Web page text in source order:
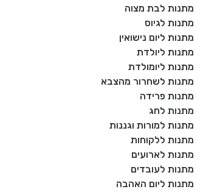
מתנות לבת מצוה
מתנות לגיוס
מתנות ליום נישואין
מתנות ליולדת
מתנות ליומולדת
מתנות לשחרור מהצבא
מתנות פרידה
מתנות לחג
מתנות למורות וגננות
מתנות ללקוחות
מתנות לארועים
מתנות לעובדים
מתנות ליום האהבה